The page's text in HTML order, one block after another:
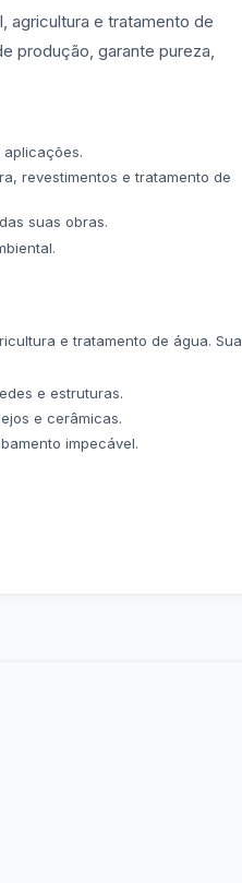
agricultura e tratamento de
produção, garante pureza,
revestimentos e tratamento de
suas obras.
e tratamento de água. Sua
e estruturas.
e cerâmicas.
impecável.